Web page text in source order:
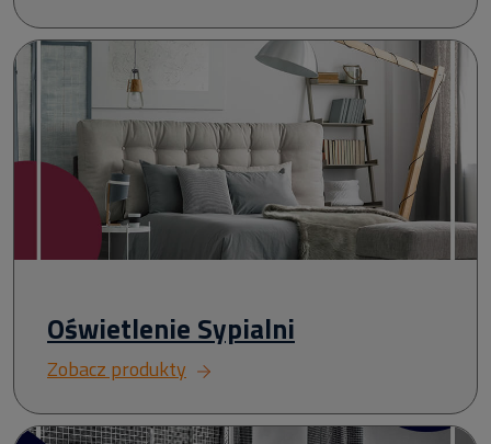
Oświetlenie Sypialni
Zobacz produkty